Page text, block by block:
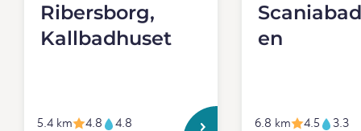
Ribersborg,
Kallbadhuset
5.4 km 4.8 4.8
en
6.8 km 4.5 3.3